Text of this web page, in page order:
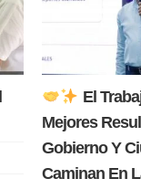
El
Mejores
Gobierno Y
Caminan En